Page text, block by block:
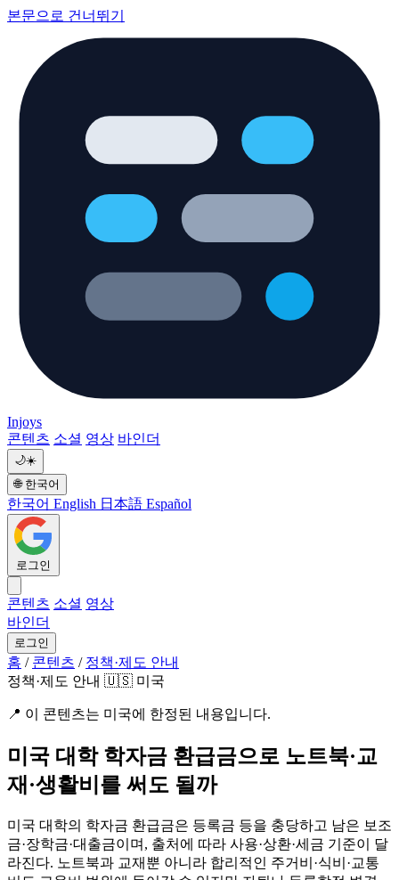
본문으로 건너뛰기
Injoys
콘텐츠 소셜 영상 바인더
🌙☀️
🌐 한국어
한국어 English 日本語 Español
로그인
콘텐츠 소셜 영상
바인더
로그인
홈 / 콘텐츠 / 정책·제도 안내
정책·제도 안내 🇺🇸 미국
📍 이 콘텐츠는 미국에 한정된 내용입니다.
미국 대학 학자금 환급금으로 노트북·교
재·생활비를 써도 될까
미국 대학의 학자금 환급금은 등록금 등을 충당하고 남은 보조
금·장학금·대출금이며, 출처에 따라 사용·상환·세금 기준이 달
라진다. 노트북과 교재뿐 아니라 합리적인 주거비·식비·교통